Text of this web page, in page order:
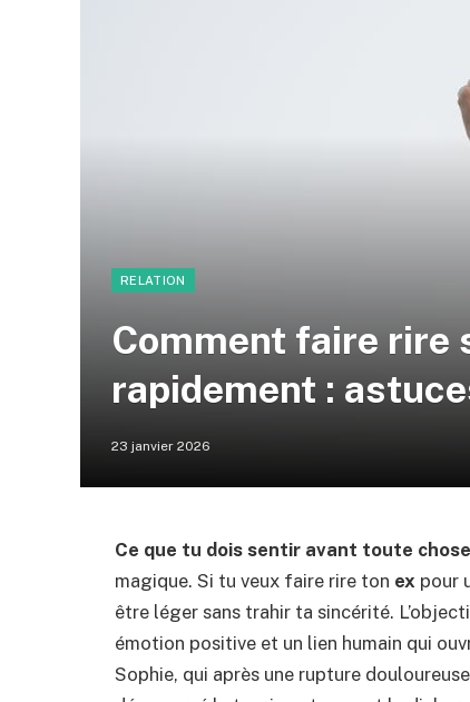
RELATION
Comment faire rire
rapidement :
23 janvier 2026
Ce que tu dois sentir avant toute
magique. Si tu veux faire rire ton ex pour
être léger sans trahir ta sincérité.
émotion positive et un lien humain qui
Sophie, qui après une rupture